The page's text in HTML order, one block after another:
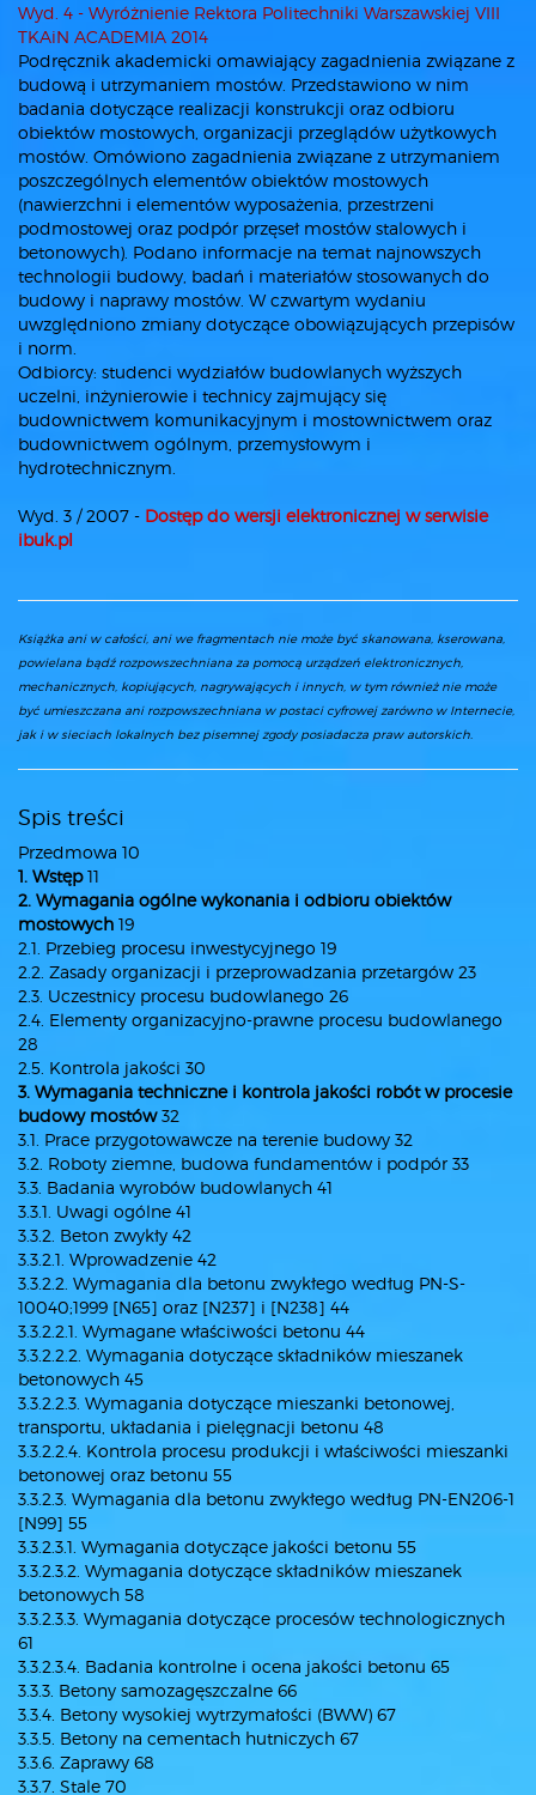
Wyd. 4 - Wyróżnienie Rektora Politechniki Warszawskiej VIII
TKAiN ACADEMIA 2014
Podręcznik akademicki omawiający zagadnienia związane z
budową i utrzymaniem mostów. Przedstawiono w nim
badania dotyczące realizacji konstrukcji oraz odbioru
obiektów mostowych, organizacji przeglądów użytkowych
mostów. Omówiono zagadnienia związane z utrzymaniem
poszczególnych elementów obiektów mostowych
(nawierzchni i elementów wyposażenia, przestrzeni
podmostowej oraz podpór przęseł mostów stalowych i
betonowych). Podano informacje na temat najnowszych
technologii budowy, badań i materiałów stosowanych do
budowy i naprawy mostów. W czwartym wydaniu
uwzględniono zmiany dotyczące obowiązujących przepisów
i norm.
Odbiorcy: studenci wydziałów budowlanych wyższych
uczelni, inżynierowie i technicy zajmujący się
budownictwem komunikacyjnym i mostownictwem oraz
budownictwem ogólnym, przemysłowym i
hydrotechnicznym.
Wyd. 3 / 2007 - Dostęp do wersji elektronicznej w serwisie
ibuk.pl
Książka ani w całości, ani we fragmentach nie może być skanowana, kserowana,
powielana bądź rozpowszechniana za pomocą urządzeń elektronicznych,
mechanicznych, kopiujących, nagrywających i innych, w tym również nie może
być umieszczana ani rozpowszechniana w postaci cyfrowej zarówno w Internecie,
jak i w sieciach lokalnych bez pisemnej zgody posiadacza praw autorskich.
Spis treści
Przedmowa 10
1. Wstęp11
2. Wymagania ogólne wykonania i odbioru obiektów
mostowych 19
2.1. Przebieg procesu inwestycyjnego 19
2.2. Zasady organizacji i przeprowadzania przetargów 23
2.3. Uczestnicy procesu budowlanego 26
2.4. Elementy organizacyjno-prawne procesu budowlanego
28
2.5. Kontrola jakości 30
3. Wymagania techniczne i kontrola jakości robót w procesie
budowy mostów32
3.1. Prace przygotowawcze na terenie budowy 32
3.2. Roboty ziemne, budowa fundamentów i podpór 33
3.3. Badania wyrobów budowlanych 41
3.3.1. Uwagi ogólne 41
3.3.2. Beton zwykły 42
3.3.2.1. Wprowadzenie 42
3.3.2.2. Wymagania dla betonu zwykłego według PN-S-
10040;1999 [N65] oraz [N237] i [N238] 44
3.3.2.2.1. Wymagane właściwości betonu 44
3.3.2.2.2. Wymagania dotyczące składników mieszanek
betonowych 45
3.3.2.2.3. Wymagania dotyczące mieszanki betonowej,
transportu, układania i pielęgnacji betonu 48
3.3.2.2.4. Kontrola procesu produkcji i właściwości mieszanki
betonowej oraz betonu 55
3.3.2.3. Wymagania dla betonu zwykłego według PN-EN206-1
[N99] 55
3.3.2.3.1. Wymagania dotyczące jakości betonu 55
3.3.2.3.2. Wymagania dotyczące składników mieszanek
betonowych 58
3.3.2.3.3. Wymagania dotyczące procesów technologicznych
61
3.3.2.3.4. Badania kontrolne i ocena jakości betonu 65
3.3.3. Betony samozagęszczalne 66
3.3.4. Betony wysokiej wytrzymałości (BWW) 67
3.3.5. Betony na cementach hutniczych 67
3.3.6. Zaprawy 68
3.3.7. Stale 70